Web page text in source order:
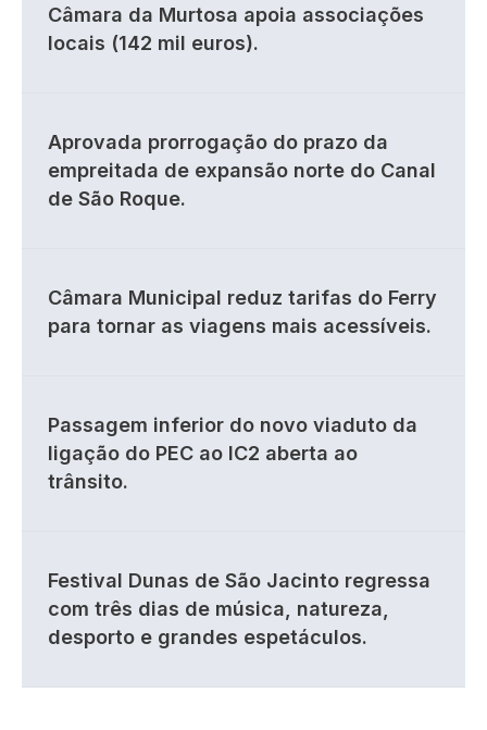
Câmara da Murtosa apoia associações
locais (142 mil euros).
Aprovada prorrogação do prazo da
empreitada de expansão norte do Canal
de São Roque.
Câmara Municipal reduz tarifas do Ferry
para tornar as viagens mais acessíveis.
Passagem inferior do novo viaduto da
ligação do PEC ao IC2 aberta ao
trânsito.
Festival Dunas de São Jacinto regressa
com três dias de música, natureza,
desporto e grandes espetáculos.